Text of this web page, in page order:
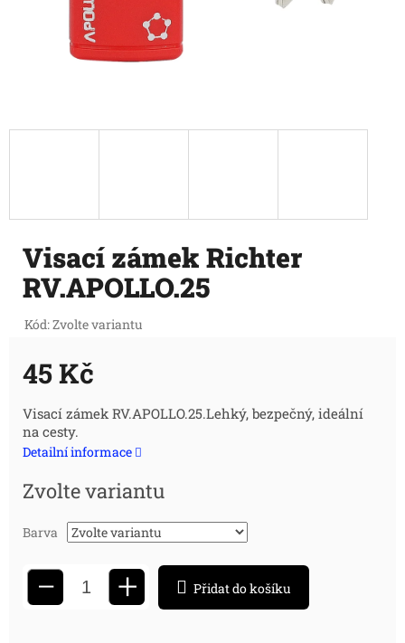
Visací zámek Richter
RV.APOLLO.25
Kód:Zvolte variantu
45 Kč
Měrná
cena:
Visací zámek RV.APOLLO.25.Lehký, bezpečný, ideální
na cesty.
Detailní informace
Zvolte variantu
Barva
− + Přidat do košíku